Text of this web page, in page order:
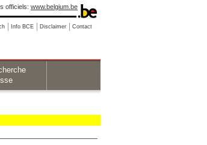
officiels: www.belgium.be
Info BCE Disclaimer Contact